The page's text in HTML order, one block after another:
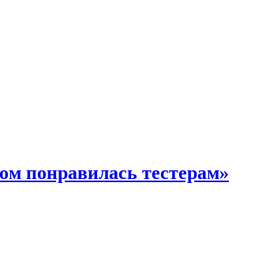
понравилась тестерам»